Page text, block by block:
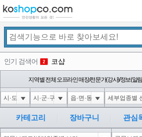
인기 검색어 2 코샵
3 익스
4 미끄럼방지
5 대성설렁탕
6 1-1 waitfor delay '0:0:15' --
지역별 전체 오프라인 매장/전문가(강사)/정보(알
카테고리 장바구니 관심